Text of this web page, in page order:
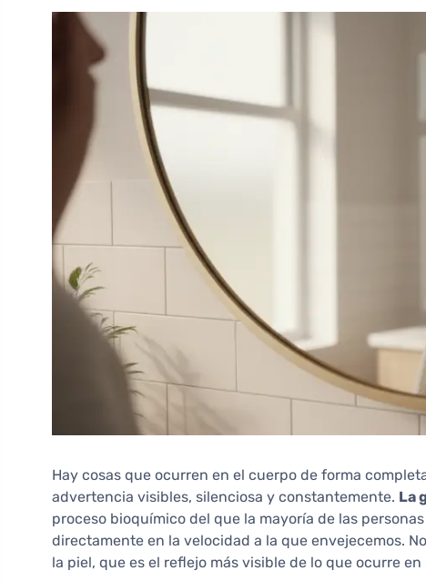
Hay cosas que ocurren en el cuerpo de forma
advertencia visibles, silenciosa y constantemente. La
proceso bioquímico del que la mayoría de las
directamente en la velocidad a la que envejecemos.
la piel, que es el reflejo más visible de lo que ocurre